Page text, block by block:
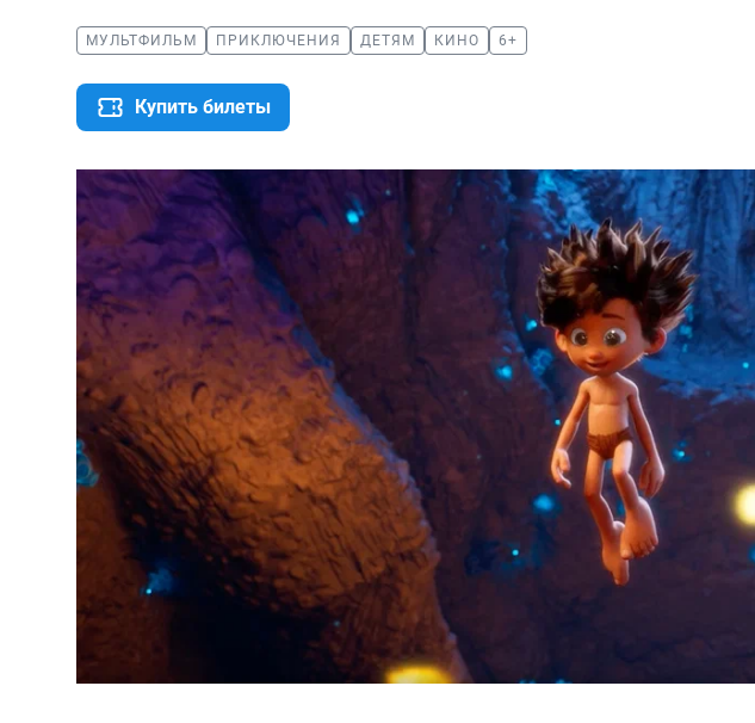
МУЛЬТФИЛЬМ ПРИКЛЮЧЕНИЯ ДЕТЯМ КИНО 6+
Купить билеты